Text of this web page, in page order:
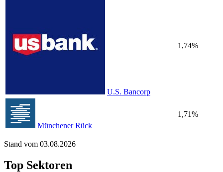
U.S. Bancorp
1,74%
Münchener Rück
1,71%
Stand vom 03.08.2026
Top Sektoren